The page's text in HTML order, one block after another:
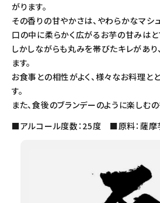
がります。
その香りの甘やかさは、やわらかなマシ
口の中に柔らかく広がるお芋の甘みはと
しかしながらも丸みを帯びたキレがあり
ます。
お食事との相性がよく、様々なお料理と
す。
また、食後のブランデーのように楽しむ
■アルコール度数：25度 ■原料：薩摩